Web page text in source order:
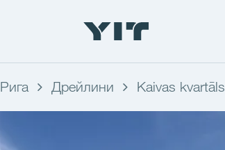
Рига Дрейлини Kaivas kvartāls